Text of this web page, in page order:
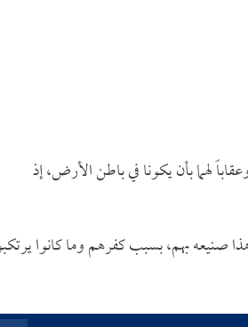
لهما بأن يكونا في باطن الأرض، إذ
وهذا صنيعه بهم، بسبب كفرهم وما كانوا